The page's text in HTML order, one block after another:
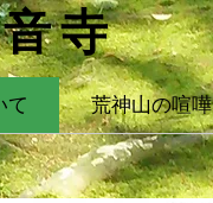
て 荒神山の喧嘩
寺